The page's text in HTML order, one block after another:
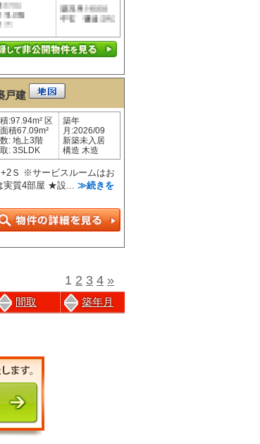
戸建
:97.94m² 区
積67.09m²
: 地上3階
: 3SLDK
築年
月:2026/09
新築未入居
構造 木造
Ｓ ※サービスルームはお
実質4部屋 ★設... ≫続きを
間取 築年月
1 2 3 4 »
前のページにもどる